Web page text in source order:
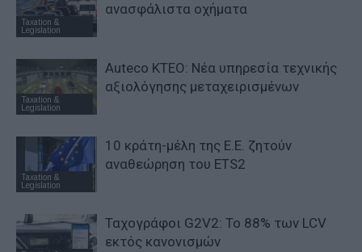
Taxation &
Legislation
ανασφάλιστα οχήματα
Taxation &
Legislation
Auteco KTEO: Νέα υπηρεσία τεχνικής
αξιολόγησης μεταχειρισμένων
Taxation &
Legislation
10 κράτη-μέλη της Ε.Ε. ζητούν
αναθεώρηση του ETS2
Ταχογράφοι G2V2: Το 88% των LCV
εκτός κανονισμών